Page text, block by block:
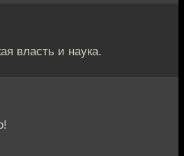
власть и наука.